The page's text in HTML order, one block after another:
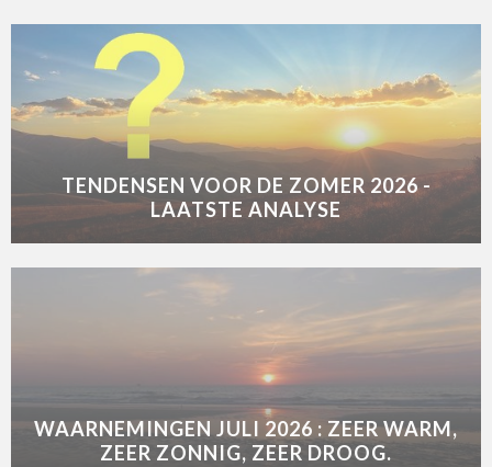
TENDENSEN VOOR DE ZOMER 2026 -
LAATSTE ANALYSE
WAARNEMINGEN JULI 2026 : ZEER WARM,
ZEER ZONNIG, ZEER DROOG.